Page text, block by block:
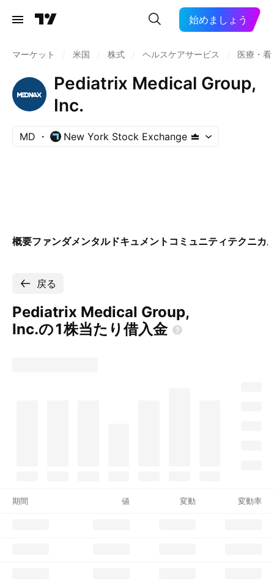
始めましょう
マーケット 米国 株式 ヘルスケアサービス 医療・
Pediatrix Medical Group,
Inc.
MD New York Stock Exchange
概要ファンダメンタルドキュメント コミュニティテクニカ
戻る
Pediatrix Medical Group,
Inc.の1株当たり借入金
期間 値 変動 変動率